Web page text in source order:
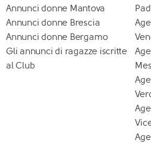
Annunci donne Mantova
Annunci donne Brescia
Annunci donne Bergamo
Gli annunci di ragazze iscritte
al Club